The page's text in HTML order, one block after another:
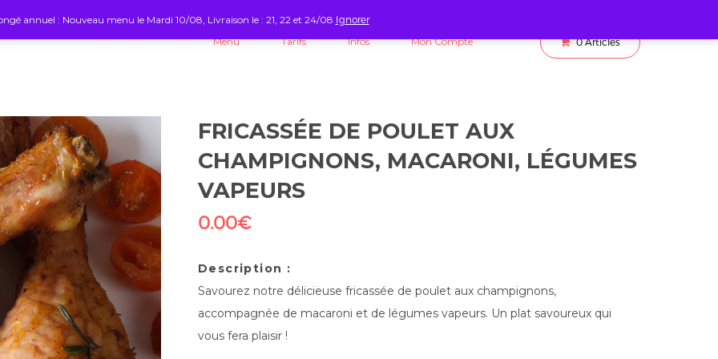
Menu Tarifs Infos Mon Compte 0 Articles
FRICASSÉE DE POULET AUX
CHAMPIGNONS, MACARONI, LÉGUMES
VAPEURS
0.00€
Description :
Savourez notre délicieuse fricassée de poulet aux champignons,
accompagnée de macaroni et de légumes vapeurs. Un plat savoureux qui
vous fera plaisir !
annuel : Nouveau menu le Mardi 10/08, Livraison le : 21, 22 et 24/08 Ignorer